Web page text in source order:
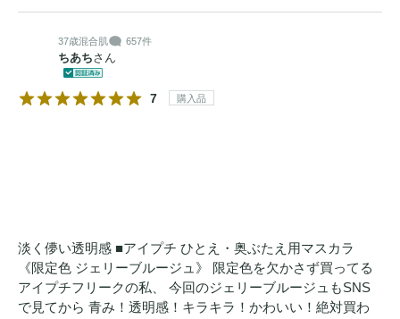
37歳混合肌 657件
ちあちさん
7 購入品
淡く儚い透明感 ■アイプチ ひとえ・奥ぶたえ用マスカラ
《限定色 ジェリーブルージュ》 限定色を欠かさず買ってる
アイプチフリークの私、 今回のジェリーブルージュもSNS
で見てから 青み！透明感！キラキラ！かわいい！絶対買わ